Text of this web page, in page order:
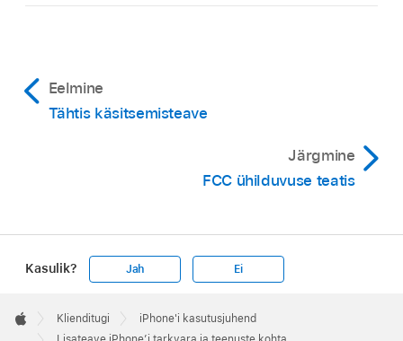
Eelmine
Tähtis käsitsemisteave
Järgmine
FCC ühilduvuse teatis
Kasulik? Jah Ei
Footer

Apple
Klienditugi
iPhone'i kasutusjuhend